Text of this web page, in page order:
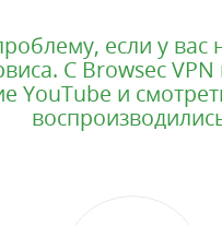
если у вас
С Browsec
YouTube и